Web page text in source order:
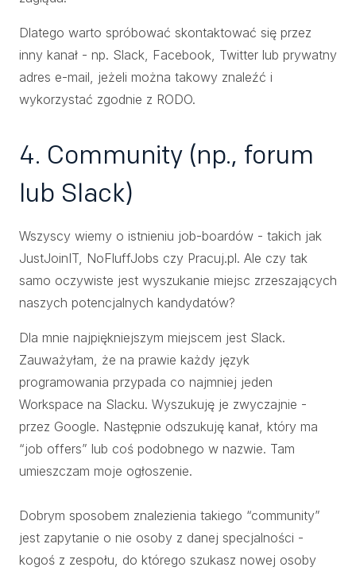
Dlatego warto spróbować skontaktować się przez
inny kanał - np. Slack, Facebook, Twitter lub prywatny
adres e-mail, jeżeli można takowy znaleźć i
wykorzystać zgodnie z RODO.
4. Community (np., forum
lub Slack)
Wszyscy wiemy o istnieniu job-boardów - takich jak
JustJoinIT, NoFluffJobs czy Pracuj.pl. Ale czy tak
samo oczywiste jest wyszukanie miejsc zrzeszających
naszych potencjalnych kandydatów?
Dla mnie najpiękniejszym miejscem jest Slack.
Zauważyłam, że na prawie każdy język
programowania przypada co najmniej jeden
Workspace na Slacku. Wyszukuję je zwyczajnie -
przez Google. Następnie odszukuję kanał, który ma
“job offers” lub coś podobnego w nazwie. Tam
umieszczam moje ogłoszenie.
Dobrym sposobem znalezienia takiego “community”
jest zapytanie o nie osoby z danej specjalności -
kogoś z zespołu, do którego szukasz nowej osoby